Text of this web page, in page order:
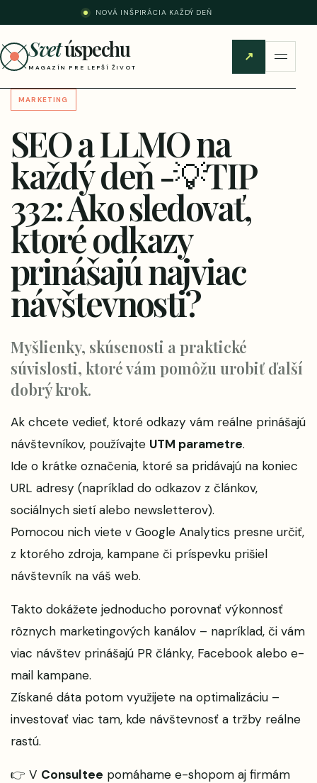
NOVÁ INŠPIRÁCIA KAŽDÝ DEŇ
Svetúspechu
MAGAZÍN PRE LEPŠÍ ŽIVOT
↗
MARKETING
SEO a LLMO na
každý deň -💡TIP
332: Ako sledovať,
ktoré odkazy
prinášajú najviac
návštevnosti?
Myšlienky, skúsenosti a praktické
súvislosti, ktoré vám pomôžu urobiť ďalší
dobrý krok.
Ak chcete vedieť, ktoré odkazy vám reálne prinášajú
návštevníkov, používajte UTM parametre.
Ide o krátke označenia, ktoré sa pridávajú na koniec
URL adresy (napríklad do odkazov z článkov,
sociálnych sietí alebo newsletterov).
Pomocou nich viete v Google Analytics presne určiť,
z ktorého zdroja, kampane či príspevku prišiel
návštevník na váš web.
Takto dokážete jednoducho porovnať výkonnosť
rôznych marketingových kanálov – napríklad, či vám
viac návštev prinášajú PR články, Facebook alebo e-
mail kampane.
Získané dáta potom využijete na optimalizáciu –
investovať viac tam, kde návštevnosť a tržby reálne
rastú.
👉 V Consultee pomáhame e-shopom aj firmám